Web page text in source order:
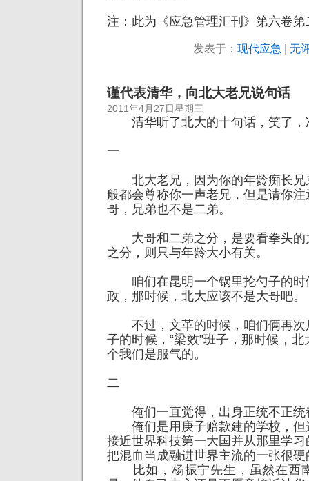
注：此为《应急管理汇刊》第六卷
发表于： 现代应急 无
谨代表清华，向北大老兄说句话
2011年4月27日星期三
清华听了北大的十句话，笑了，
一
北大老兄，因为你的年龄痴长兄
般都会尊称你一声老兄，但是请你
哥，兄弟也不是二弟。
大哥和二弟之分，是要看拳头的
之分，则只与年龄大小有关。
咱们在昆明一个锅里抡勺子的时
政，那时候，北大应该不是大哥吧。
不过，文革的时候，咱们俩再次
子的时候，“梁效”班子，那时候，
个我们是服气的。
二
俺们一直觉得，出身正统不正统
俺们是用庚子赔款建的学校，但
接近世界科技第一大国并从那里学
把混血当成融进世界主流的一张很硬
比如，杨振宁先生，虽然在西